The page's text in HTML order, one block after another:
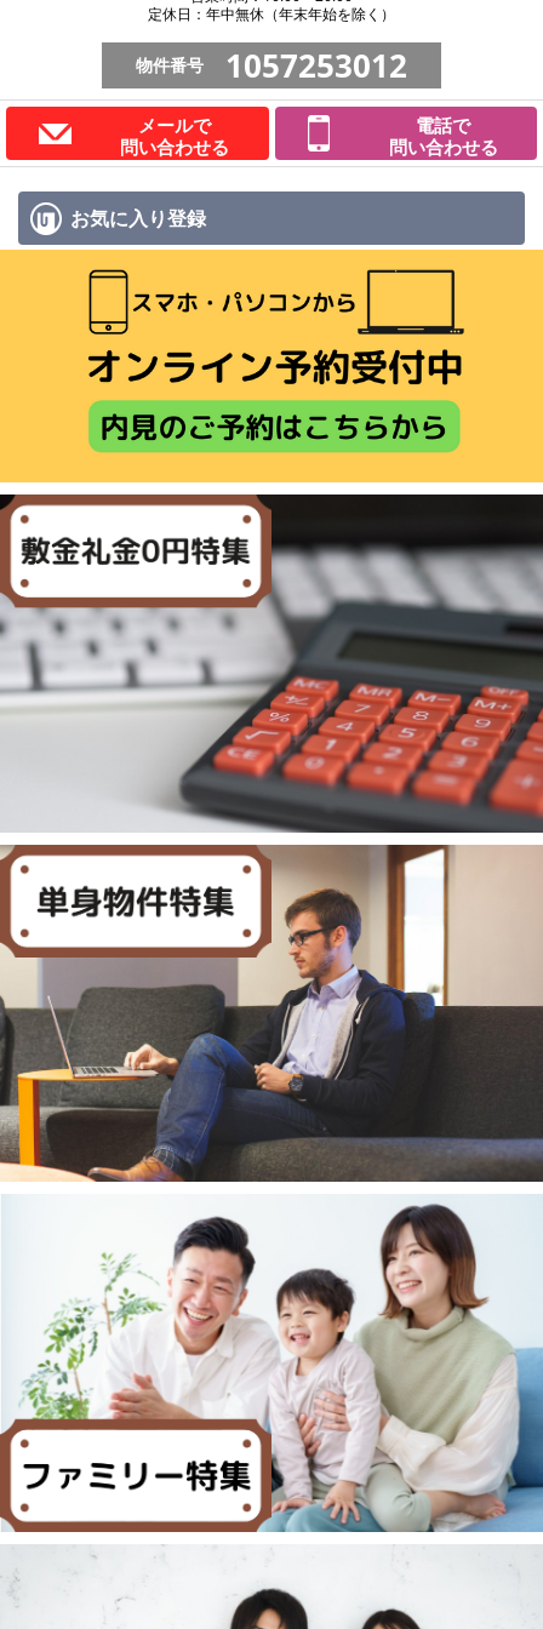
定休日：年中無休（年末年始を除く）
物件番号 1057253012
メールで
問い合わせる
電話で
問い合わせる
お気に入り登録